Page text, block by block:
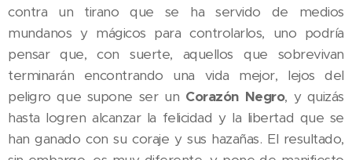
contra un tirano que se ha servido de medios
mundanos y mágicos para controlarlos, uno podría
pensar que, con suerte, aquellos que sobrevivan
terminarán encontrando una vida mejor, lejos del
peligro que supone ser un Corazón Negro, y quizás
hasta logren alcanzar la felicidad y la libertad que se
han ganado con su coraje y sus hazañas. El resultado,